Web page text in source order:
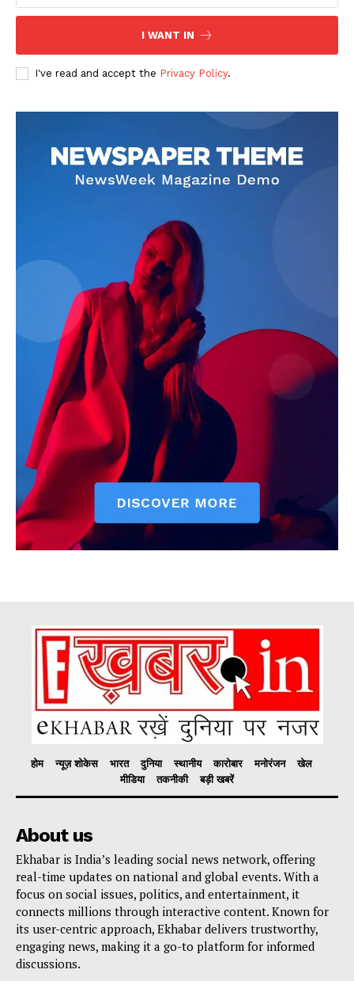
Contact us
Subscription Plans
My account
I WANT IN
I've read and accept the Privacy Policy.
होम न्यूज़ शोकेस भारत दुनिया स्थानीय कारोबार मनोरंजन
खेल
मीडिया
तकनीकी बड़ी खबरें
About us
Ekhabar is India’s leading social news network, offering
real-time updates on national and global events. With a
focus on social issues, politics, and entertainment, it
connects millions through interactive content. Known for
its user-centric approach, Ekhabar delivers trustworthy,
engaging news, making it a go-to platform for informed
discussions.